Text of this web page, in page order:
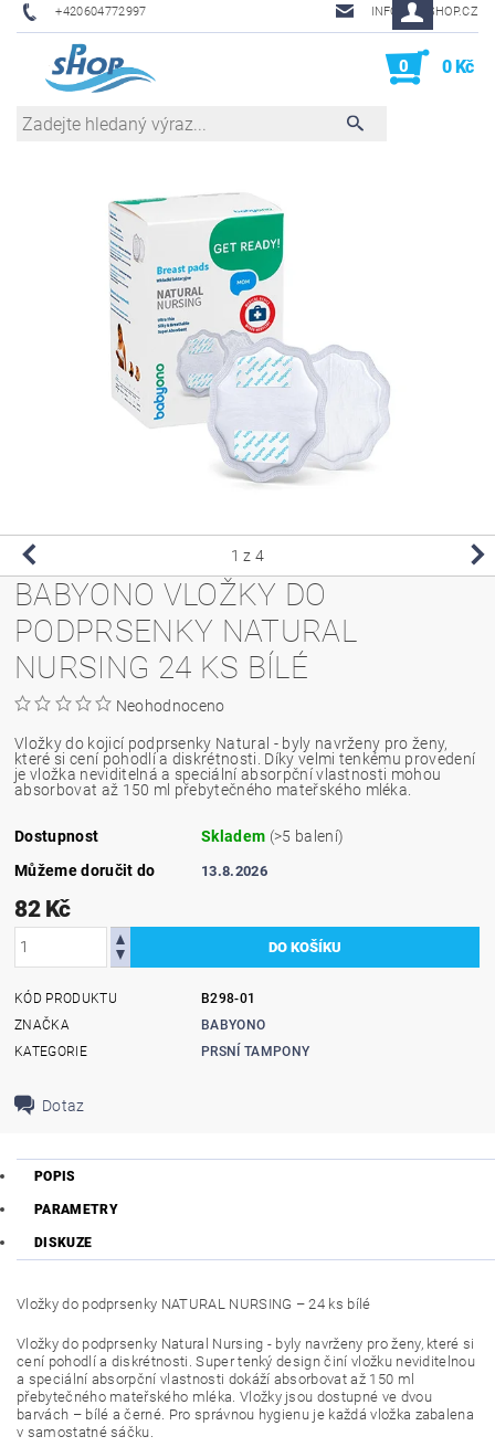
+420604772997 INFO@PHSHOP.CZ
0 0 Kč
1 z 4
BABYONO VLOŽKY DO
PODPRSENKY NATURAL
NURSING 24 KS BÍLÉ
Neohodnoceno
Vložky do kojicí podprsenky Natural - byly navrženy pro ženy,
které si cení pohodlí a diskrétnosti. Díky velmi tenkému provedení
je vložka neviditelná a speciální absorpční vlastnosti mohou
absorbovat až 150 ml přebytečného mateřského mléka.
Dostupnost Skladem (>5 balení)
Můžeme doručit do
13.8.2026
82 Kč
KÓD PRODUKTU
B298-01
ZNAČKA
BABYONO
KATEGORIE
PRSNÍ TAMPONY
Dotaz
POPIS
PARAMETRY
DISKUZE
Vložky do podprsenky NATURAL NURSING – 24 ks bílé
Vložky do podprsenky Natural Nursing - byly navrženy pro ženy, které si
cení pohodlí a diskrétnosti. Super tenký design činí vložku neviditelnou
a speciální absorpční vlastnosti dokáží absorbovat až 150 ml
přebytečného mateřského mléka. Vložky jsou dostupné ve dvou
barvách – bílé a černé. Pro správnou hygienu je každá vložka zabalena
v samostatné sáčku.